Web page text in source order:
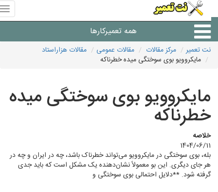
همه تعمیرکارها
شرکت های تعمیرات لوازم
نت تعمیر مرکز مقالات مقالات عمومی
مقالات هزاراستاد
مایکروویو بوی سوختگی میده خطرناکه
مایکروویو بوی سوختگی میده
خطرناکه
خلاصه
1404/06/11
بله، بوی سوختگی در مایکروویو می‌تواند خطرناک باشد، چه در ایران و چه در
هر جای دیگری. این بو معمولاً نشان‌دهنده یک مشکل است که باید جدی
گرفته شود. **دلایل احتمالی بوی سوختگی و